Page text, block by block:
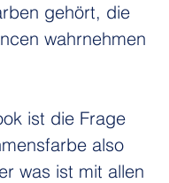
gehört, die
wahrnehmen
ist die Frage
also
was ist mit allen